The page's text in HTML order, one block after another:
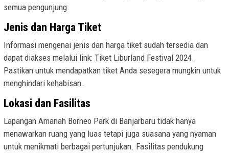
semua pengunjung.
Jenis dan Harga Tiket
Informasi mengenai jenis dan harga tiket sudah tersedia dan
dapat diakses melalui link: Tiket Liburland Festival 2024.
Pastikan untuk mendapatkan tiket Anda sesegera mungkin untuk
menghindari kehabisan.
Lokasi dan Fasilitas
Lapangan Amanah Borneo Park di Banjarbaru tidak hanya
menawarkan ruang yang luas tetapi juga suasana yang nyaman
untuk menikmati berbagai pertunjukan. Fasilitas pendukung